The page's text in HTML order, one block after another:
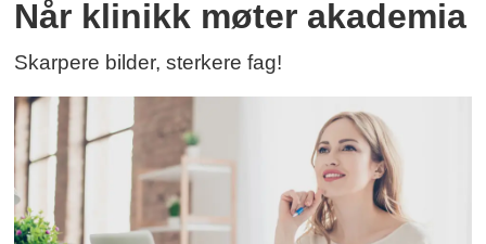
Når klinikk møter akademia
Skarpere bilder, sterkere fag!